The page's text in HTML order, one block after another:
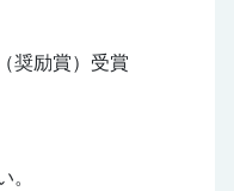
奨励賞）受賞
。